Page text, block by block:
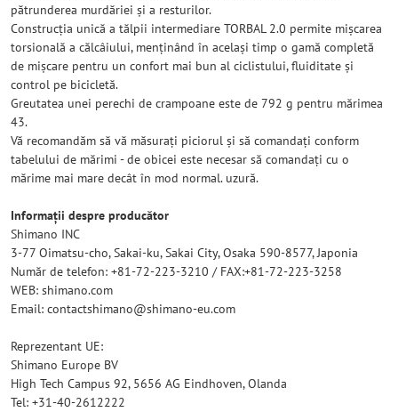
pătrunderea murdăriei și a resturilor.
Construcția unică a tălpii intermediare TORBAL 2.0 permite mișcarea
torsională a călcâiului, menținând în același timp o gamă completă
de mișcare pentru un confort mai bun al ciclistului, fluiditate și
control pe bicicletă.
Greutatea unei perechi de crampoane este de 792 g pentru mărimea
43.
Vă recomandăm să vă măsurați piciorul și să comandați conform
tabelului de mărimi - de obicei este necesar să comandați cu o
mărime mai mare decât în ​​mod normal. uzură.
Informații despre producător
Shimano INC
3-77 Oimatsu-cho, Sakai-ku, Sakai City, Osaka 590-8577, Japonia
Număr de telefon: +81-72-223-3210 / FAX:+81-72-223-3258
WEB: shimano.com
Email: contactshimano@shimano-eu.com
Reprezentant UE:
Shimano Europe BV
High Tech Campus 92, 5656 AG Eindhoven, Olanda
Tel: +31-40-2612222